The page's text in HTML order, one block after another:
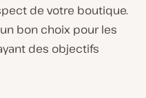
de votre boutique.
bon choix pour les
des objectifs